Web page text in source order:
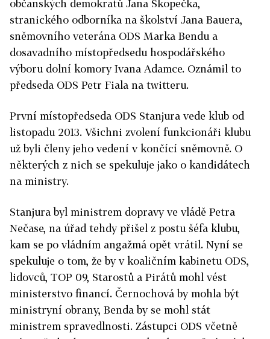
občanských demokratů Jana Skopečka,
stranického odborníka na školství Jana Bauera,
sněmovního veterána ODS Marka Bendu a
dosavadního místopředsedu hospodářského
výboru dolní komory Ivana Adamce. Oznámil to
předseda ODS Petr Fiala na twitteru.
První místopředseda ODS Stanjura vede klub od
listopadu 2013. Všichni zvolení funkcionáři klubu
už byli členy jeho vedení v končící sněmovně. O
některých z nich se spekuluje jako o kandidátech
na ministry.
Stanjura byl ministrem dopravy ve vládě Petra
Nečase, na úřad tehdy přišel z postu šéfa klubu,
kam se po vládním angažmá opět vrátil. Nyní se
spekuluje o tom, že by v koaličním kabinetu ODS,
lidovců, TOP 09, Starostů a Pirátů mohl vést
ministerstvo financí. Černochová by mohla být
ministryní obrany, Benda by se mohl stát
ministrem spravedlnosti. Zástupci ODS včetně